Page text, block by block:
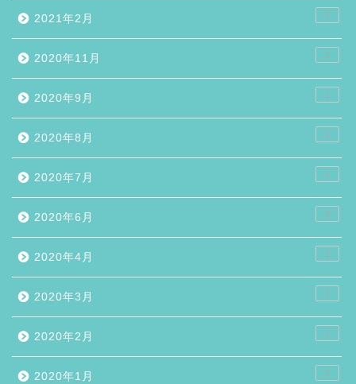
2021年2月 2
2020年11月 1
2020年9月 1
2020年8月 2
2020年7月 1
2020年6月 9
2020年4月 1
2020年3月 1
2020年2月 1
2020年1月 2